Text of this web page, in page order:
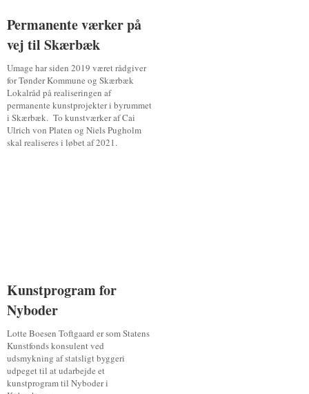
Permanente værker på
vej til Skærbæk
Umage har siden 2019 været rådgiver
for Tønder Kommune og Skærbæk
Lokalråd på realiseringen af
permanente kunstprojekter i byrummet
i Skærbæk. To kunstværker af Cai
Ulrich von Platen og Niels Pugholm
skal realiseres i løbet af 2021.
Permanente værker på
vej til Skærbæk
Kunstprogram for
Nyboder
Lotte Boesen Toftgaard er som Statens
Kunstfonds konsulent ved
udsmykning af statsligt byggeri
udpeget til at udarbejde et
kunstprogram til Nyboder i
Kunstprogram for
Nyboder